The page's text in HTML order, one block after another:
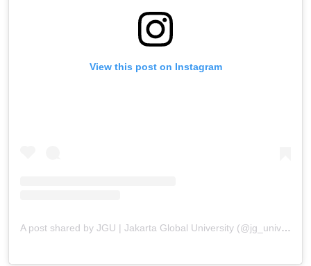
View this post on Instagram
A post shared by JGU | Jakarta Global University (@jg_university)